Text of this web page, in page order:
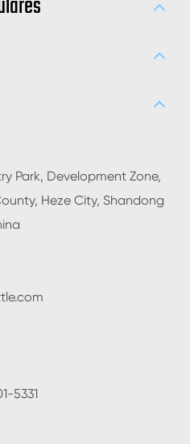
Park, Development Zone,
Heze City, Shandong
5331